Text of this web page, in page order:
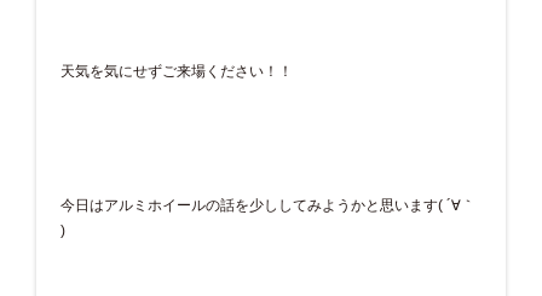
天気を気にせずご来場ください！！
今日はアルミホイールの話を少ししてみようかと思います( ´∀｀
)